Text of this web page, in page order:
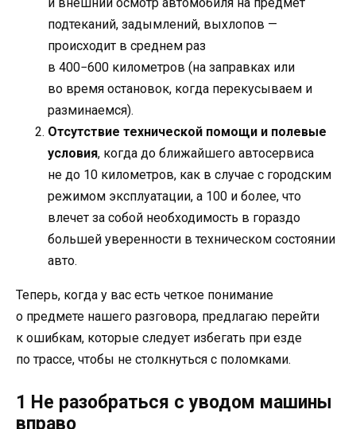
подтеканий, задымлений, выхлопов —
происходит в среднем раз
в 400−600 километров (на заправках или
во время остановок, когда перекусываем и
разминаемся).
Отсутствие технической помощи и полевые
условия, когда до ближайшего автосервиса
не до 10 километров, как в случае с городским
режимом эксплуатации, а 100 и более, что
влечет за собой необходимость в гораздо
большей уверенности в техническом состоянии
авто.
Теперь, когда у вас есть четкое понимание
о предмете нашего разговора, предлагаю перейти
к ошибкам, которые следует избегать при езде
по трассе, чтобы не столкнуться с поломками.
1 Не разобраться с уводом машины
вправо